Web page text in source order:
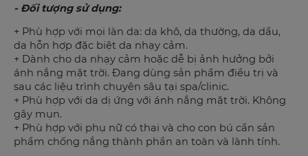
- Đối tượng sử dụng:
+ Phù hợp với mọi làn da: da khô, da thường, da dầu,
da hỗn hợp đặc biệt da nhạy cảm.
+ Dành cho da nhạy cảm hoặc dễ bị ảnh hưởng bởi
ánh nắng mặt trời. Đang dùng sản phẩm điều trị và
sau các liệu trình chuyên sâu tại spa/clinic.
+ Phù hợp với da dị ứng với ánh nắng mặt trời. Không
gây mụn.
+ Phù hợp với phụ nữ có thai và cho con bú cần sản
phẩm chống nắng thành phần an toàn và lành tính.